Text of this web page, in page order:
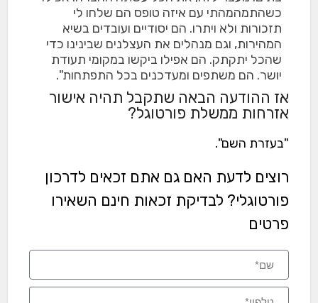
כשהתמהמהתי עם איזה טופס הם שלחו לי
תזכורות ולא ויתרו. הם יסודיים ועובדים בשיא
המהירות, וגם מנהלים את העצלנים שבינינו כדי
שהכל יתקתק. הם אפילו ביקשו במקומי תעודת
יושר. הם משתפים ומעדכנים בכל התפתחות".
אז ההודעה הבאה שתקבל תהיה אישור
אזרחות ממשלת פורטוגל?
"בעזרת השם".
רוצים לדעת האם גם אתם זכאים לדרכון
פורטוגלי? לבדיקת זכאות חינם השאירו
פרטים